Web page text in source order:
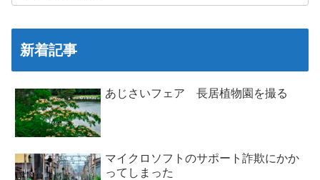
新着記事
あじさいフェア 長居植物園を撮る
マイクロソフトのサポート詐欺にかか
ってしまった